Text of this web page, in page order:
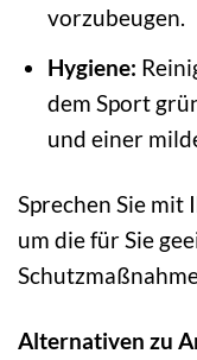
vorzubeugen.
Hygiene:
dem Sport
und einer
Sprechen Sie mit
um die für Sie
Alternativen zu